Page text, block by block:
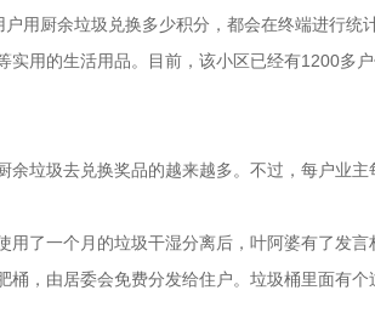
用厨余垃圾兑换多少积分，都会在终端进行统计
用的生活用品。目前，该小区已经有1200多户
垃圾去兑换奖品的越来越多。不过，每户业
了一个月的垃圾干湿分离后，叶阿婆有了发言
，由居委会免费分发给住户。垃圾桶里面有